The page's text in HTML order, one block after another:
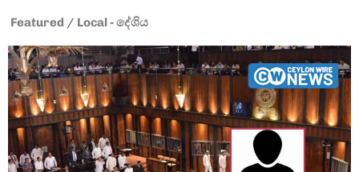
Featured / Local - දේශිය